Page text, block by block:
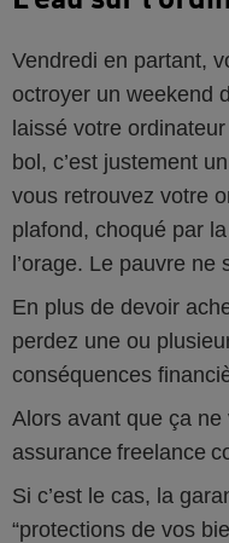
Vendredi en partant,
octroyer un weekend
laissé votre
bol, c’est justement
vous retrouvez votre
plafond, choqué par
l’orage. Le pauvre ne
En plus de devoir
perdez une ou
conséquences
Alors avant que ça
assurance freelance
Si c’est le cas, la
“protections de vos